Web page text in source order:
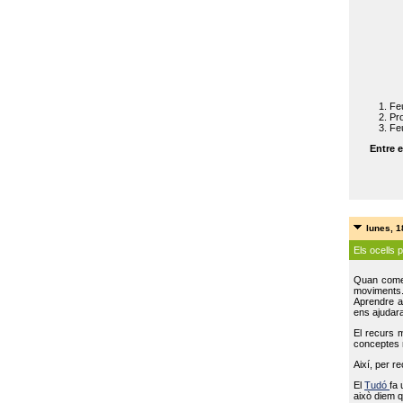
Entre
lunes,
Els ocells
Quan
Aprendre
ens
El recurs
conceptes
Així, per
ElTudófa
això diem